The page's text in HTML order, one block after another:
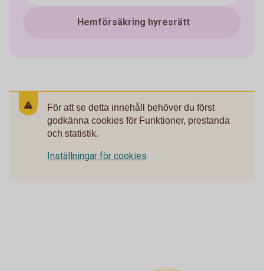
Hemförsäkring hyresrätt
För att se detta innehåll behöver du först
godkänna cookies för Funktioner, prestanda
och statistik.
Inställningar för cookies